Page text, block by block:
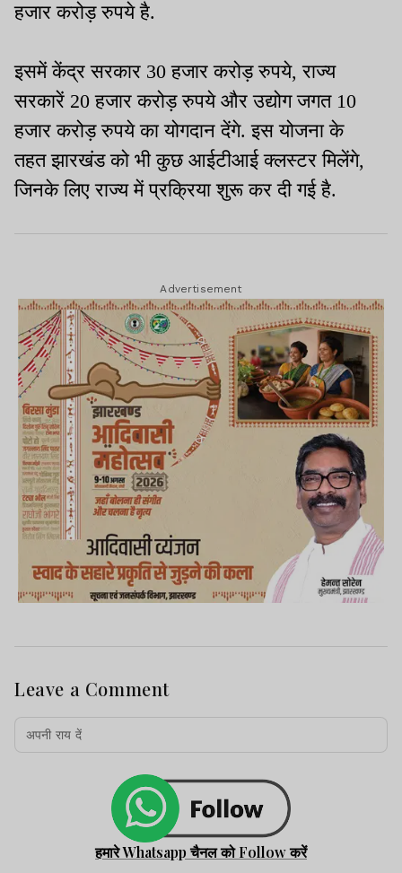
हजार करोड़ रुपये है.
इसमें केंद्र सरकार 30 हजार करोड़ रुपये, राज्य
सरकारें 20 हजार करोड़ रुपये और उद्योग जगत 10
हजार करोड़ रुपये का योगदान देंगे. इस योजना के
तहत झारखंड को भी कुछ आईटीआई क्लस्टर मिलेंगे,
जिनके लिए राज्य में प्रक्रिया शुरू कर दी गई है.
Advertisement
Leave a Comment
हमारे Whatsapp चैनल को Follow करें